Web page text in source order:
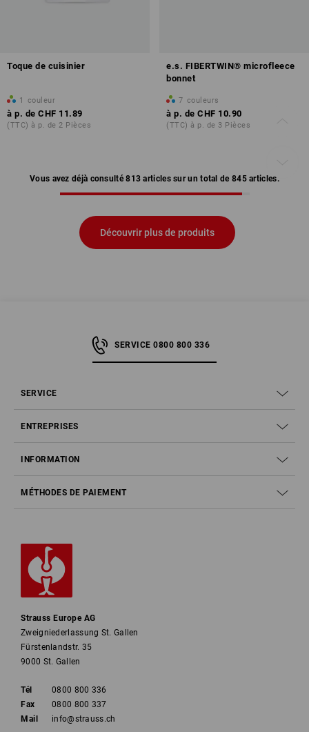
Toque de cuisinier
1 couleur
à p. de CHF 11.89
(TTC) à p. de 2 Pièces
e.s. FIBERTWIN® microfleece
bonnet
7 couleurs
à p. de CHF 10.90
(TTC) à p. de 3 Pièces
Vous avez déjà consulté 813 articles sur un total de 845 articles.
Découvrir plus de produits
SERVICE 0800 800 336
SERVICE
ENTREPRISES
INFORMATION
MÉTHODES DE PAIEMENT
Strauss Europe AG
Zweigniederlassung St. Gallen
Fürstenlandstr. 35
9000 St. Gallen
Tél
0800 800 336
Fax
0800 800 337
Mail
info@strauss.ch